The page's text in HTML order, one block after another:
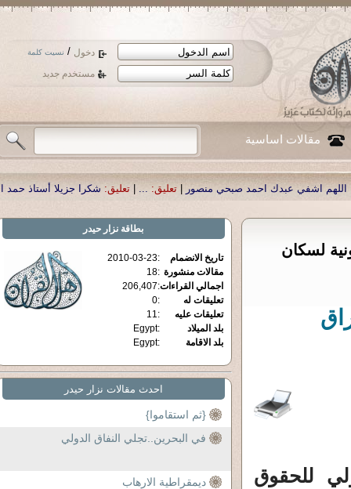
دخول / نسيت كلمة
مستخدم جديد
مقالات اساسية
منصور| تعليق: ...
|تعليق: شكرا جزيلا أستاذ حمد الحمد .أكرمكم الله .| تعليق:
لسكان
للحقوق
بطاقة نزار حيدر
تاريخ الانضمام :
2010-03-23
مقالات منشورة :
18
اجمالي القراءات:
206,407
تعليقات له
:
0
تعليقات عليه
:
11
بلد الميلاد
:
Egypt
بلد الاقامة
:
Egypt
احدث مقالات نزار حيدر
{ثم استقاموا}
في البحرين..تجلي النفاق الدولي
ديمقراطية الارهاب